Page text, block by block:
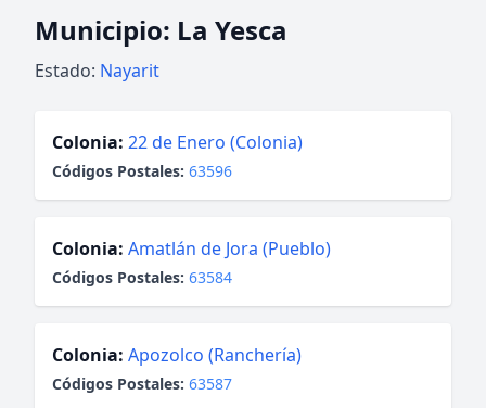
Municipio: La Yesca
Estado: Nayarit
Colonia: 22 de Enero (Colonia)
Códigos Postales: 63596
Colonia: Amatlán de Jora (Pueblo)
Códigos Postales: 63584
Colonia: Apozolco (Ranchería)
Códigos Postales: 63587